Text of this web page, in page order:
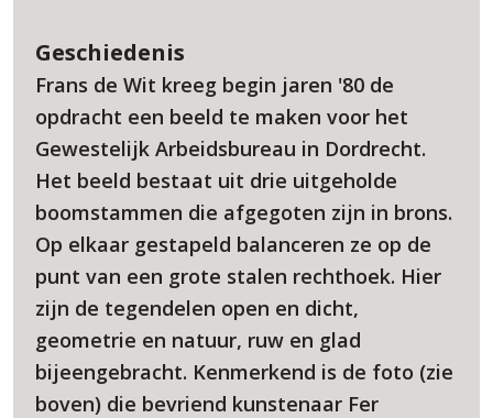
Geschiedenis
Frans de Wit kreeg begin jaren '80 de
opdracht een beeld te maken voor het
Gewestelijk Arbeidsbureau in Dordrecht.
Het beeld bestaat uit drie uitgeholde
boomstammen die afgegoten zijn in brons.
Op elkaar gestapeld balanceren ze op de
punt van een grote stalen rechthoek. Hier
zijn de tegendelen open en dicht,
geometrie en natuur, ruw en glad
bijeengebracht. Kenmerkend is de foto (zie
boven) die bevriend kunstenaar Fer